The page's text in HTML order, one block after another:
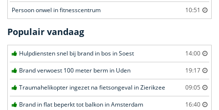
Persoon onwel in fitnesscentrum 10:51
Populair vandaag
Hulpdiensten snel bij brand in bos in Soest 14:00
Brand verwoest 100 meter berm in Uden 19:17
Traumahelikopter ingezet na fietsongeval in Zierikzee 09:05
Brand in flat beperkt tot balkon in Amsterdam 16:40